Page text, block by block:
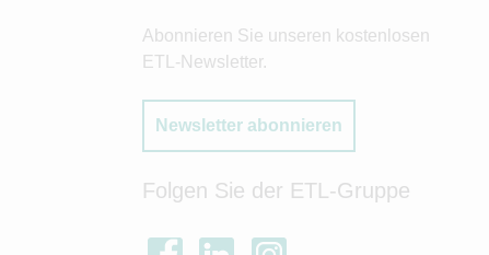
Abonnieren Sie unseren kostenlosen
ETL-Newsletter.
Newsletter abonnieren
Folgen Sie der ETL-Gruppe